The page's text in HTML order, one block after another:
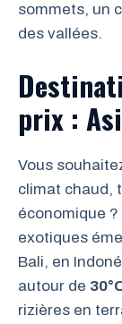
sommets, un
des vallées.
prix :
Vous
climat chaud,
économique
exotiques
Bali, en
autour de
rizières en